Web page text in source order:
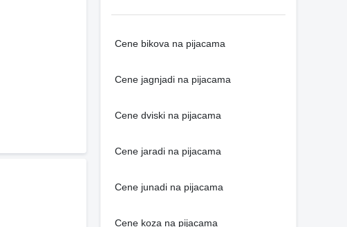
Cene bikova na pijacama
Cene jagnjadi na pijacama
Cene dviski na pijacama
Cene jaradi na pijacama
Cene junadi na pijacama
Cene koza na pijacama